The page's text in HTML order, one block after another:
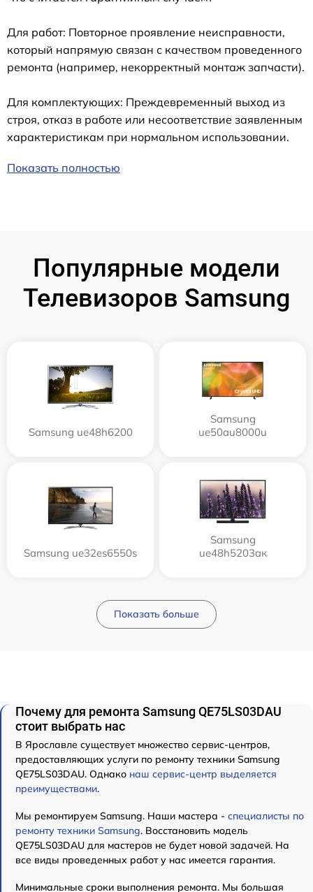
Для работ: Повторное проявление неисправности,
который напрямую связан с качеством проведенного
ремонта (например, некорректный монтаж запчасти).
Для комплектующих: Преждевременный выход из
строя, отказ в работе или несоответствие заявленным
характеристикам при нормальном использовании.
Показать полностью
Популярные модели
Телевизоров Samsung
Samsung ue48h6200
Samsung
ue50au8000u
Samsung ue32es6550s
Samsung
ue48h5203aк
Показать больше
Почему для ремонта Samsung QE75LS03DAU
стоит выбрать нас
В Ярославле существует множество сервис-центров,
предоставляющих услуги по ремонту техники Samsung
QE75LS03DAU. Однако наш сервис-центр выделяется
преимуществами.
Мы ремонтируем Samsung. Наши мастера - специалисты по
ремонту техники Samsung. Восстановить модель
QE75LS03DAU для мастеров не будет новой задачей. На
все виды проведенных работ у нас имеется гарантия.
Минимальные сроки выполнения ремонта. Мы большая